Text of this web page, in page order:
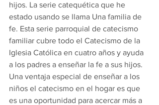
hijos. La serie catequética que he
estado usando se llama Una familia de
fe. Esta serie parroquial de catecismo
familiar cubre todo el Catecismo de la
Iglesia Católica en cuatro años y ayuda
a los padres a enseñar la fe a sus hijos.
Una ventaja especial de enseñar a los
niños el catecismo en el hogar es que
es una oportunidad para acercar más a